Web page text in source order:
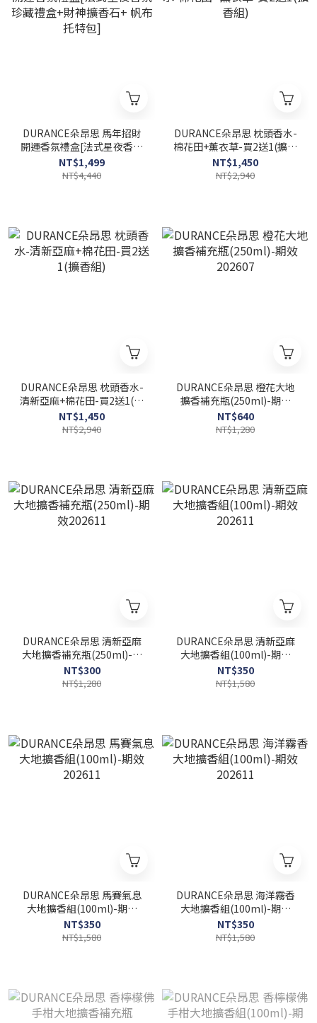
DURANCE朵昂思 馬年招財
開運香氛禮盒[法式星夜香氛
珍藏禮盒+財神擴香石+ 帆布
托特包]
NT$1,499
NT$4,440
DURANCE朵昂思 枕頭香水-
棉花田+薰衣草-買2送1(擴香
組)
NT$1,450
NT$2,940
DURANCE朵昂思 枕頭香水-
清新亞麻+棉花田-買2送1(擴
香組)
NT$1,450
NT$2,940
DURANCE朵昂思 橙花大地
擴香補充瓶(250ml)-期效
202607
NT$640
NT$1,280
DURANCE朵昂思 清新亞麻
大地擴香補充瓶(250ml)-期
效202611
NT$300
NT$1,280
DURANCE朵昂思 清新亞麻
大地擴香組(100ml)-期效
202611
NT$350
NT$1,580
DURANCE朵昂思 馬賽氣息
大地擴香組(100ml)-期效
202611
NT$350
NT$1,580
DURANCE朵昂思 海洋霧香
大地擴香組(100ml)-期效
202611
NT$350
NT$1,580